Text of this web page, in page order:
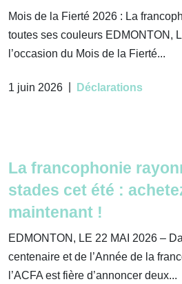
Mois de la Fierté 2026 : La
toutes ses couleurs EDMONTON,
l’occasion du Mois de la Fierté...
1 juin 2026 Déclarations
La francophonie
stades cet été :
maintenant !
EDMONTON, LE 22 MAI 2026 –
centenaire et de l’Année de la
l’ACFA est fière d’annoncer deux...